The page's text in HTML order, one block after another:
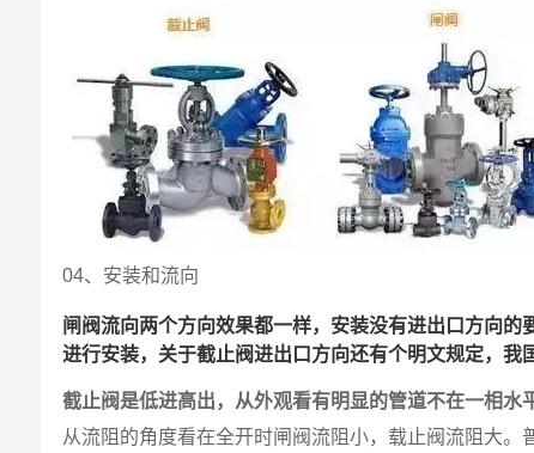
04、安装和流向
闸阀流向两个方向效果都一样，安装没有进出口方向
进行安装，关于截止阀进出口方向还有个明文规定，我
截止阀是低进高出，从外观看有明显的管道不在一相水
从流阻的角度看在全开时闸阀流阻小，载止阀流阻大